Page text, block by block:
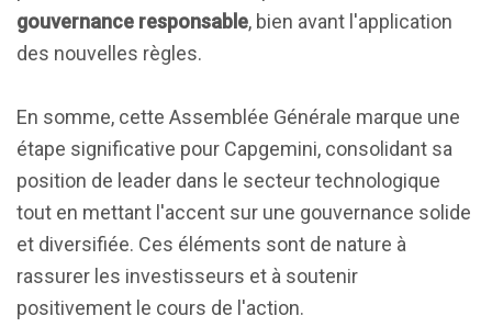
gouvernance responsable, bien avant l'application
des nouvelles règles.
En somme, cette Assemblée Générale marque une
étape significative pour Capgemini, consolidant sa
position de leader dans le secteur technologique
tout en mettant l'accent sur une gouvernance solide
et diversifiée. Ces éléments sont de nature à
rassurer les investisseurs et à soutenir
positivement le cours de l'action.